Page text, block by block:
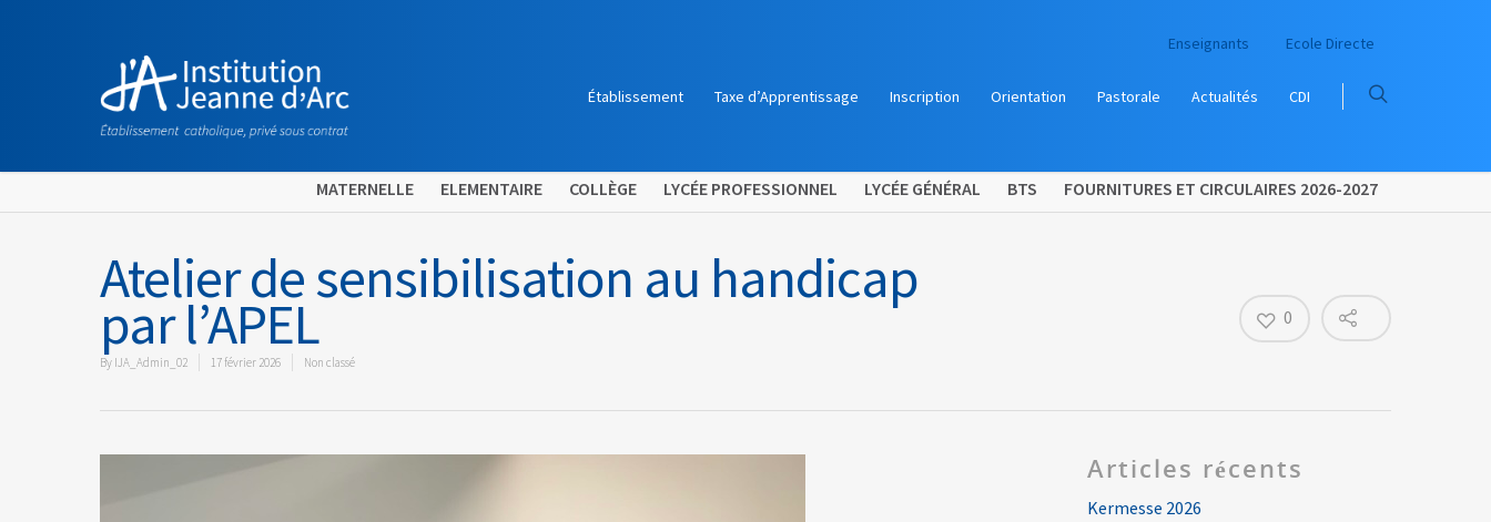
MATERNELLE ELEMENTAIRE COLLÈGE LYCÉE PROFESSIONNEL LYCÉE GÉNÉRAL BTS FOURNITURES ET CIRCULAIRES 2026-2027
Enseignants Ecole Directe
Établissement Taxe d’Apprentissage Inscription Orientation Pastorale Actualités CDI
Atelier de sensibilisation au handicap
par l’APEL
By IJA_Admin_02 17 février 2026 Non classé
0
Articles récents
Kermesse 2026